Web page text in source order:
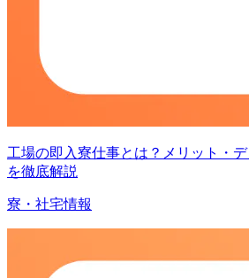
工場の即入寮仕事とは？メリット・
を徹底解説
寮・社宅情報